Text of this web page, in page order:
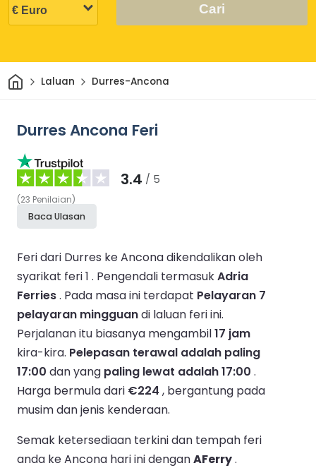
Cari
Rumah
Laluan Durres-Ancona
Durres Ancona Feri
3.4 / 5
(23 Penilaian)
Baca Ulasan
Feri dari Durres ke Ancona dikendalikan oleh
syarikat feri 1 . Pengendali termasukAdria
Ferries. Pada masa ini terdapat Pelayaran 7
pelayaran mingguandi laluan feri ini.
Perjalanan itu biasanya mengambil17 jam
kira-kira. Pelepasan terawal adalah paling
17:00 dan yang paling lewat adalah 17:00 .
Harga bermula dari €224 , bergantung pada
musim dan jenis kenderaan.
Semak ketersediaan terkini dan tempah feri
anda ke Ancona hari ini denganAFerry.